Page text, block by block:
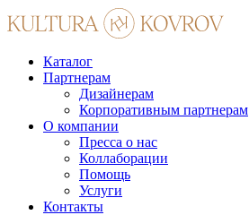
Каталог
Партнерам
Дизайнерам
Корпоративным партнерам
О компании
Пресса о нас
Коллаборации
Помощь
Услуги
Контакты